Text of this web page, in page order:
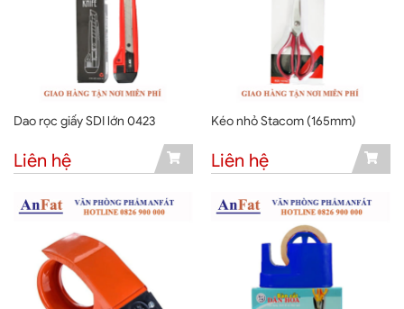
Dao rọc giấy SDI lớn 0423
Liên hệ
Kéo nhỏ Stacom (165mm)
Liên hệ